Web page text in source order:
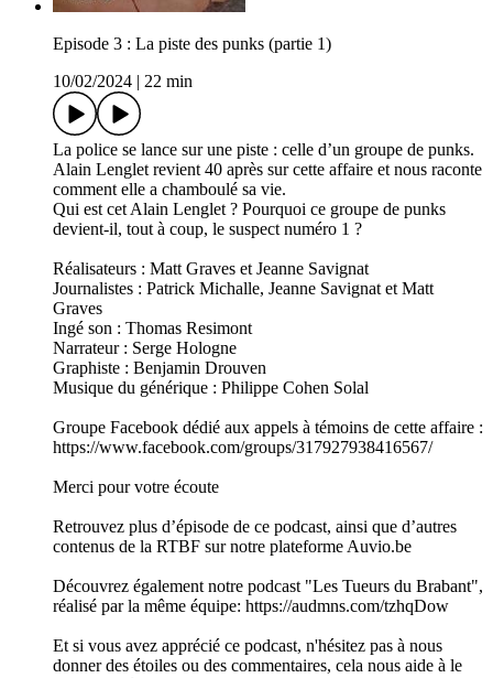
Episode 3 : La piste des punks (partie 1)
10/02/2024
22 min
La police se lance sur une piste : celle d’un groupe de punks.
Alain Lenglet revient 40 après sur cette affaire et nous raconte
comment elle a chamboulé sa vie.
Qui est cet Alain Lenglet ? Pourquoi ce groupe de punks
devient-il, tout à coup, le suspect numéro 1 ?
Réalisateurs : Matt Graves et Jeanne Savignat
Journalistes : Patrick Michalle, Jeanne Savignat et Matt
Graves
Ingé son : Thomas Resimont
Narrateur : Serge Hologne
Graphiste : Benjamin Drouven
Musique du générique : Philippe Cohen Solal
Groupe Facebook dédié aux appels à témoins de cette affaire :
https://www.facebook.com/groups/317927938416567/
Merci pour votre écoute
Retrouvez plus d’épisode de ce podcast, ainsi que d’autres
contenus de la RTBF sur notre plateforme Auvio.be
Découvrez également notre podcast "Les Tueurs du Brabant",
réalisé par la même équipe: https://audmns.com/tzhqDow
Et si vous avez apprécié ce podcast, n'hésitez pas à nous
donner des étoiles ou des commentaires, cela nous aide à le